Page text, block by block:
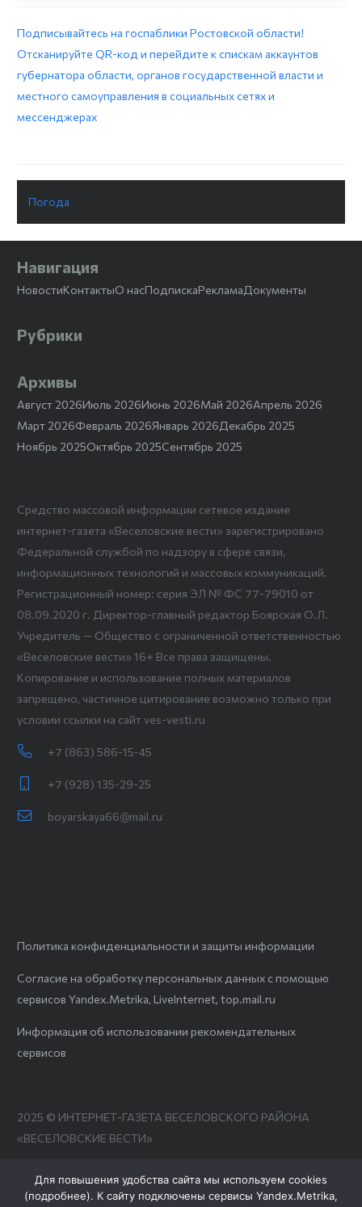
Подписывайтесь на госпаблики Ростовской области!
Отсканируйте QR-код и перейдите к спискам аккаунтов
губернатора области, органов государственной власти и
местного самоуправления в социальных сетях и
мессенджерах
Погода
Навигация
НовостиКонтактыО насПодпискаРекламаДокументы
Рубрики
Архивы
Август 2026Июль 2026Июнь 2026Май 2026Апрель 2026
Март 2026Февраль 2026Январь 2026Декабрь 2025
Ноябрь 2025Октябрь 2025Сентябрь 2025
Средство массовой информации сетевое издание
интернет-газета «Веселовские вести» зарегистрировано
Федеральной службой по надзору в сфере связи,
информационных технологий и массовых коммуникаций.
Регистрационный номер: серия ЭЛ № ФС 77-79010 от
08.09.2020 г. Директор-главный редактор Боярская О.Л.
Учредитель — Общество с ограниченной ответственностью
«Веселовские вести» 16+ Все права защищены.
Копирование и использование полных материалов
запрещено, частичное цитирование возможно только при
условии ссылки на сайт ves-vesti.ru
+7 (863) 586-15-45
+7 (928) 135-29-25
boyarskaya66@mail.ru
Политика конфиденциальности и защиты информации
Согласие на обработку персональных данных с помощью
сервисов Yandex.Metrika, LiveInternet, top.mail.ru
Информация об использовании рекомендательных
сервисов
2025 © ИНТЕРНЕТ-ГАЗЕТА ВЕСЕЛОВСКОГО РАЙОНА
«ВЕСЕЛОВСКИЕ ВЕСТИ»
Для повышения удобства сайта мы используем cookies
(подробнее). К сайту подключены сервисы Yandex.Metrika,